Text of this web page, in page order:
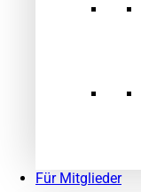
Für Mitglieder